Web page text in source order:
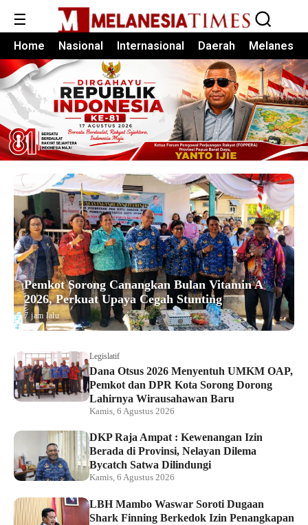
☰
Home Nasional Internasional Daerah Melanesia
Pemkot Sorong Canangkan Bulan Vitamin A
2026, Perkuat Upaya Cegah Stunting
7 jam lalu
Legislatif
Dana Otsus 2026 Menyentuh UMKM OAP,
Pemkot dan DPR Kota Sorong Dorong
Lahirnya Wirausahawan Baru
Kamis, 6 Agustus 2026
DKP Raja Ampat : Kewenangan Izin
Berada di Provinsi, Nelayan Dilema
Bycatch Satwa Dilindungi
Kamis, 6 Agustus 2026
LBH Mambo Waswar Soroti Dugaan
Shark Finning Berkedok Izin Penangkapan